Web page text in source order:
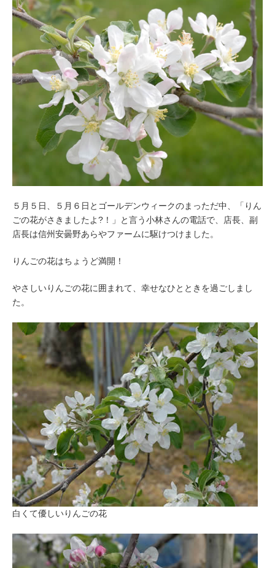
５月５日、５月６日とゴールデンウィークのまっただ中、「りん
ごの花がさきましたよ?！」と言う小林さんの電話で、店長、副
店長は信州安曇野あらやファームに駆けつけました。
りんごの花はちょうど満開！
やさしいりんごの花に囲まれて、幸せなひとときを過ごしまし
た。
白くて優しいりんごの花